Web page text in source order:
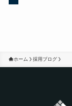
ホーム 採用ブログ